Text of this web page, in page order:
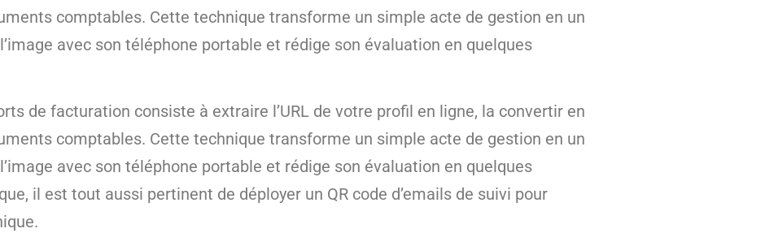
comptables. Cette technique transforme un simple acte de gestion en un
avec son téléphone portable et rédige son évaluation en quelques
de facturation consiste à extraire l’URL de votre profil en ligne, la convertir en
comptables. Cette technique transforme un simple acte de gestion en un
avec son téléphone portable et rédige son évaluation en quelques
il est tout aussi pertinent de déployer un QR code d’emails de suivi pour